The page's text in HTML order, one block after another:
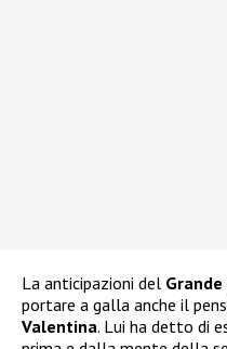
La anticipazioni del
portare a galla anche il
Valentina. Lui ha detto di